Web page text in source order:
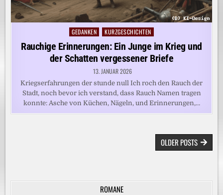
Posted
GEDANKEN KURZGESCHICHTEN
Rauchige Erinnerungen: Ein Junge im Krieg und
der Schatten vergessener Briefe
13. JANUAR 2026
Kriegserfahrungen der stunde null Ich roch den Rauch der
Stadt, noch bevor ich verstand, dass Rauch Namen tragen
konnte: Asche von Küchen, Nägeln, und Erinnerungen,…
BEITRAGSNAVIGATIONOLDER POSTS
ROMANE